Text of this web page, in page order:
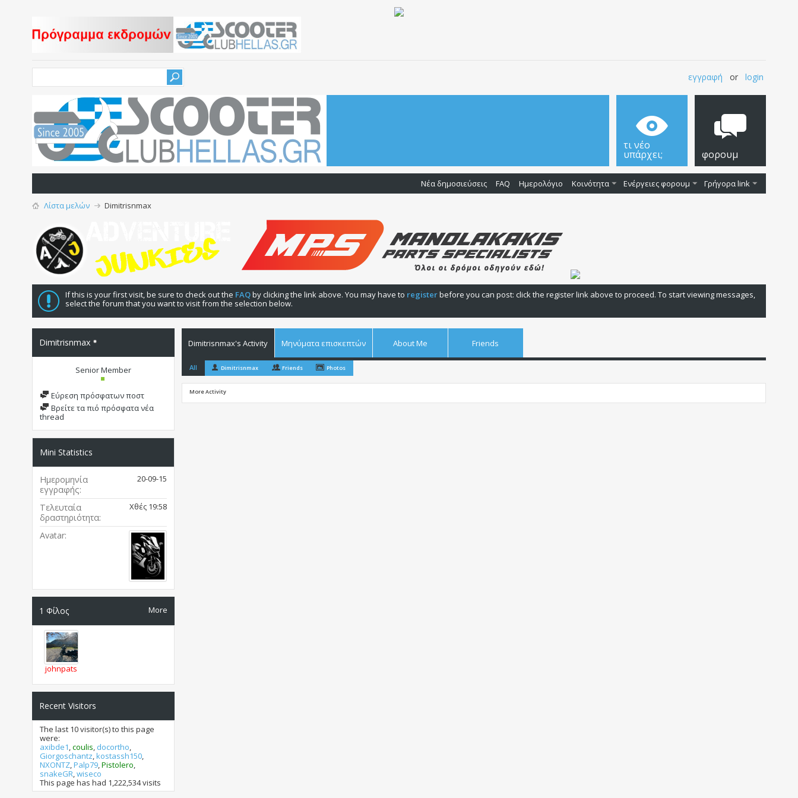
εγγραφή or login
τι νέο
υπάρχει; φορουμ
Νέα δημοσιεύσεις FAQ Ημερολόγιο Κοινότητα Ενέργειες φορουμ Γρήγορα link
Λίστα μελών Dimitrisnmax
If this is your first visit, be sure to check out the FAQby clicking the link above. You may have to registerbefore you can post: click the register link above to proceed. To start viewing messages,
select the forum that you want to visit from the selection below.
Dimitrisnmax
Senior Member
Εύρεση πρόσφατων ποστ
Βρείτε τα πιό πρόσφατα νέα
thread
Mini Statistics
Ημερομηνία
εγγραφής
20-09-15
Τελευταία
δραστηριότητα
Χθές 19:58
Avatar
More
1 Φίλος
johnpats
Recent Visitors
The last 10 visitor(s) to this page
were:
axibde1,coulis, docortho,
Giorgoschantz,kostassh150,
NXONTZ,Palp79,Pistolero,
snakeGR,wiseco
This page has had 1,222,534visits
Dimitrisnmax's Activity Μηνύματα επισκεπτών About Me Friends
All Dimitrisnmax Friends Photos
More Activity